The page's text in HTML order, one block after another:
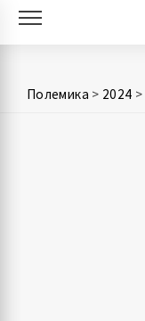
Skip
Полемика > 2024 >